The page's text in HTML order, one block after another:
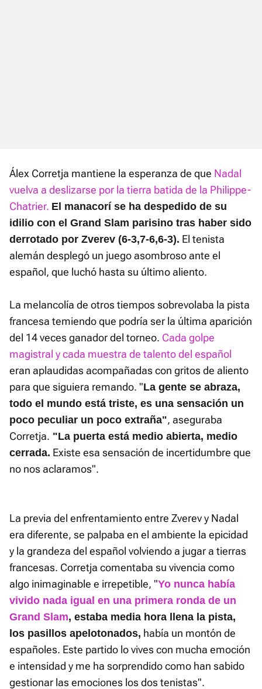
Álex Corretja mantiene la esperanza de que Nadal
vuelva a deslizarse por la tierra batida de la Philippe-
Chatrier. El manacorí se ha despedido de su
idilio con el Grand Slam parisino tras haber sido
derrotado por Zverev (6-3,7-6,6-3). El tenista
alemán desplegó un juego asombroso ante el
español, que luchó hasta su último aliento.
La melancolía de otros tiempos sobrevolaba la pista
francesa temiendo que podría ser la última aparición
del 14 veces ganador del torneo. Cada golpe
magistral y cada muestra de talento del español
eran aplaudidas acompañadas con gritos de aliento
para que siguiera remando. "La gente se abraza,
todo el mundo está triste, es una sensación un
poco peculiar un poco extraña", aseguraba
Corretja. "La puerta está medio abierta, medio
cerrada. Existe esa sensación de incertidumbre que
no nos aclaramos".
La previa del enfrentamiento entre Zverev y Nadal
era diferente, se palpaba en el ambiente la epicidad
y la grandeza del español volviendo a jugar a tierras
francesas. Corretja comentaba su vivencia como
algo inimaginable e irrepetible, "Yo nunca había
vivido nada igual en una primera ronda de un
Grand Slam, estaba media hora llena la pista,
los pasillos apelotonados, había un montón de
españoles. Este partido lo vives con mucha emoción
e intensidad y me ha sorprendido como han sabido
gestionar las emociones los dos tenistas".